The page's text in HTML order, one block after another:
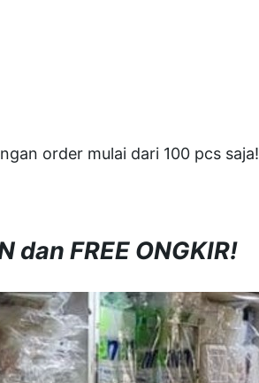
order mulai dari 100 pcs saja!
dan FREE ONGKIR!